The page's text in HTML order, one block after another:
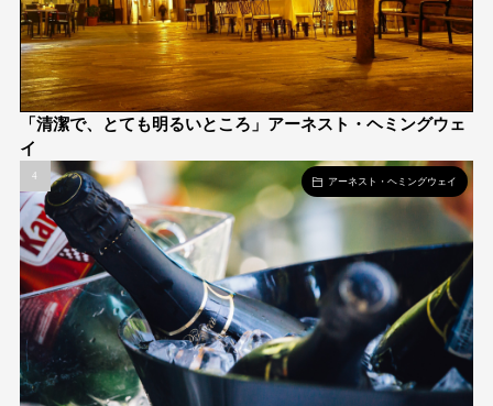
「清潔で、とても明るいところ」アーネスト・ヘミングウェ
イ
アーネスト・ヘミングウェイ